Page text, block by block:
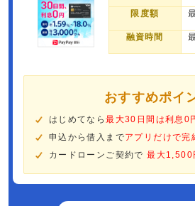
限度額
融資時間
おすすめポイ
はじめてなら最大30日間は利息0
申込から借入までアプリだけで完
カードローンご契約で最大1,500